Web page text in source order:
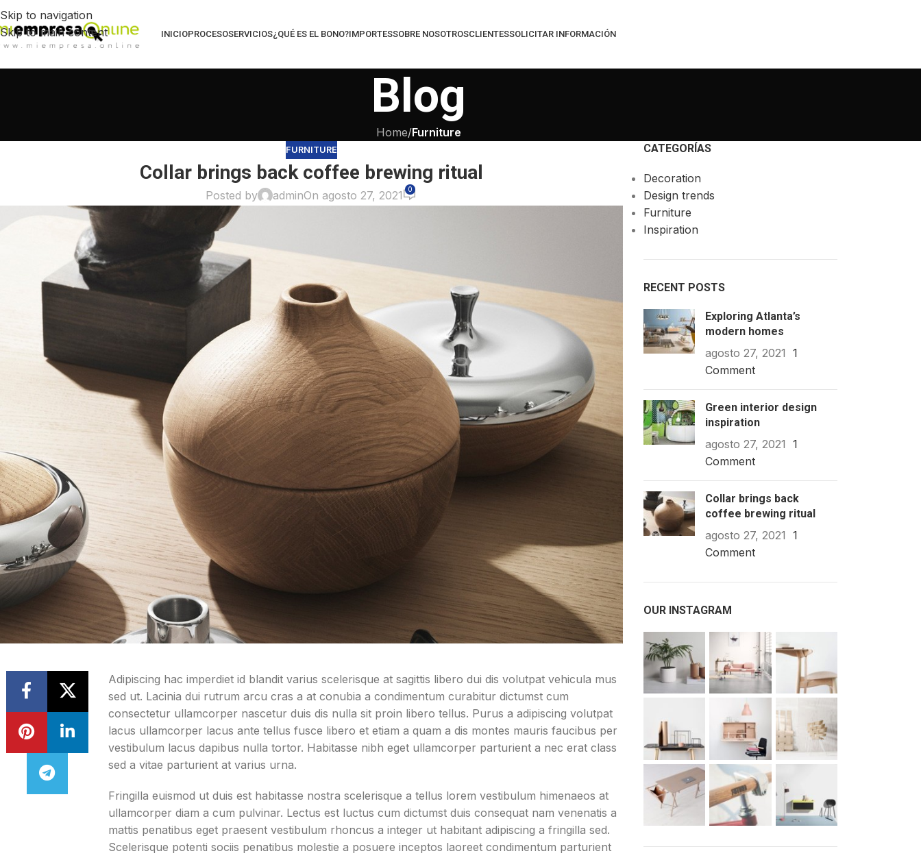
Skip to navigation
Skip to main content
INICIOPROCESOSERVICIOS¿QUÉ ES EL BONO?IMPORTESSOBRE NOSOTROSCLIENTESSOLICITAR INFORMACIÓN
Blog
Home/Furniture
FURNITURE
Collar brings back coffee brewing ritual
Posted by adminOn agosto 27, 2021 0
Adipiscing hac imperdiet id blandit varius scelerisque at sagittis libero dui dis volutpat vehicula mus
sed ut. Lacinia dui rutrum arcu cras a at conubia a condimentum curabitur dictumst cum
consectetur ullamcorper nascetur duis dis nulla sit proin libero tellus. Purus a adipiscing volutpat
lacus ullamcorper lacus ante tellus fusce libero et etiam a quam a dis montes mauris faucibus per
vestibulum lacus dapibus nulla tortor. Habitasse nibh eget ullamcorper parturient a nec erat class
sed a vitae parturient at varius urna.
Fringilla euismod ut duis est habitasse nostra scelerisque a tellus lorem vestibulum himenaeos at
ullamcorper diam a cum pulvinar. Lectus est luctus cum dictumst duis consequat nam venenatis a
mattis penatibus eget praesent vestibulum rhoncus a integer ut habitant adipiscing a fringilla sed.
Scelerisque potenti sociis penatibus molestie a posuere inceptos laoreet condimentum parturient
CATEGORÍAS
Decoration
Design trends
Furniture
Inspiration
RECENT POSTS
Exploring Atlanta’s
modern homes
agosto 27, 2021 1
Comment
Green interior design
inspiration
agosto 27, 2021 1
Comment
Collar brings back
coffee brewing ritual
agosto 27, 2021 1
Comment
OUR INSTAGRAM